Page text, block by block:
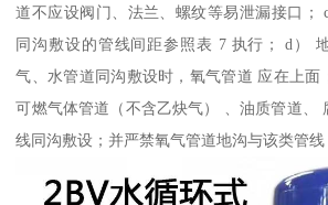
道不应设阀门、法兰、螺纹等易泄漏接口；
同沟敷设的管线间距参照表 7 执行； d）
气、水管道同沟敷设时，氧气管道 应在上面
可燃气体管道（不含乙炔气） 、油质管道、
线同沟敷设；并严禁氧气管道地沟与该类管线